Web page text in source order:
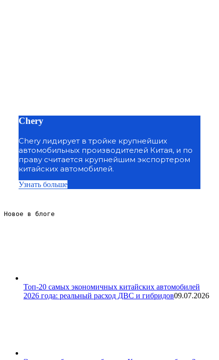
Chery
Chery лидирует в тройке крупнейших
автомобильных производителей Китая, и по
праву считается крупнейшим экспортером
китайских автомобилей.
Узнать больше
Новое в блоге
Топ-20 самых экономичных китайских автомобилей
2026 года: реальный расход ДВС и гибридов09.07.2026